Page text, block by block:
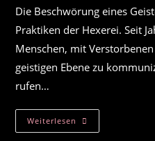
Die Beschwörung eines
Praktiken der Hexerei. Seit
Menschen, mit
geistigen Ebene zu
rufen…
Weiterlesen Geister
Beschwören